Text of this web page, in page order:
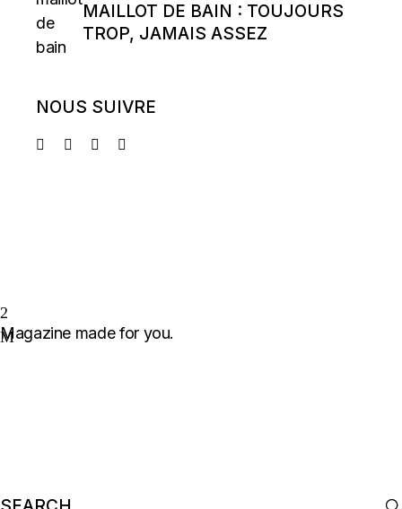
MAILLOT DE BAIN : TOUJOURS
TROP, JAMAIS ASSEZ
NOUS SUIVRE
Magazine made for you.
Search